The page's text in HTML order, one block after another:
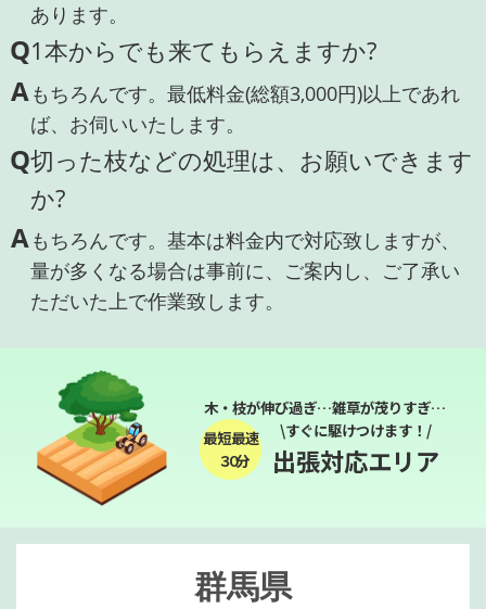
あります。
Q1本からでも来てもらえますか?
Aもちろんです。最低料金(総額3,000円)以上であれ
ば、お伺いいたします。
Q切った枝などの処理は、お願いできます
か?
Aもちろんです。基本は料金内で対応致しますが、
量が多くなる場合は事前に、ご案内し、ご了承い
ただいた上で作業致します。
木・枝が伸び過ぎ…雑草が茂りすぎ…
最短最速
３０分
\すぐに駆けつけます！/
出張対応エリア
群馬県